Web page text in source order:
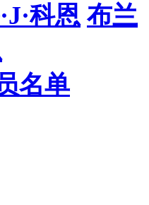
科恩 布兰
名单